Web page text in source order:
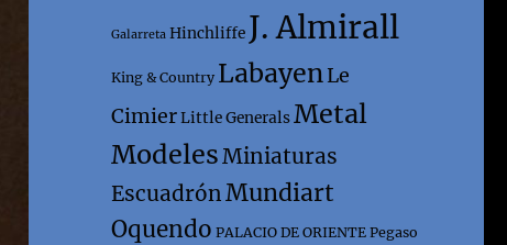
Galarreta Hinchliffe J. Almirall
King & Country LabayenLe
CimierLittle GeneralsMetal
Modeles Miniaturas
Escuadrón Mundiart
Oquendo PALACIO DE ORIENTE Pegaso